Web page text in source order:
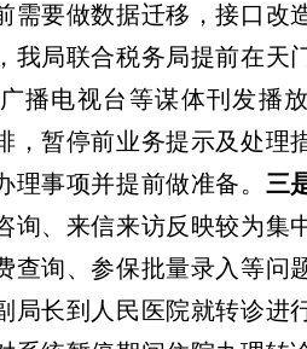
需要做数据迁移，接口改
我局联合税务局提前在天
播电视台等谋体刊发播
，暂停前业务提示及处理
理事项并提前做准备。 三
询、来信来访反映较为集
查询、参保批量录入等问
局长到人民医院就转诊进